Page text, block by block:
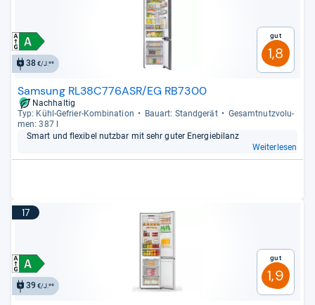
38€/J.**
Gut
1,8
Samsung RL38C776ASR/EG RB7300
Nachhaltig
Typ: Kühl-​Gefrier-​Kom­bi­na­tion
Bau­art: Stand­ge­rät
Gesamt­nutz­vo­lu­
men: 387 l
Smart und fle­xi­bel nutz­bar mit sehr guter Ener­gie­bi­lanz
Weiterlesen
17
39 €/J.**
Gut
1,9